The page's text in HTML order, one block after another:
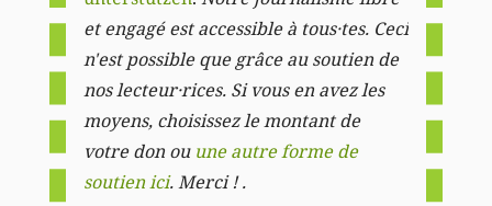
et engagé est accessible à tous·tes. Ceci
n'est possible que grâce au soutien de
nos lecteur·rices. Si vous en avez les
moyens, choisissez le montant de
votre don ou une autre forme de
soutien ici. Merci ! .